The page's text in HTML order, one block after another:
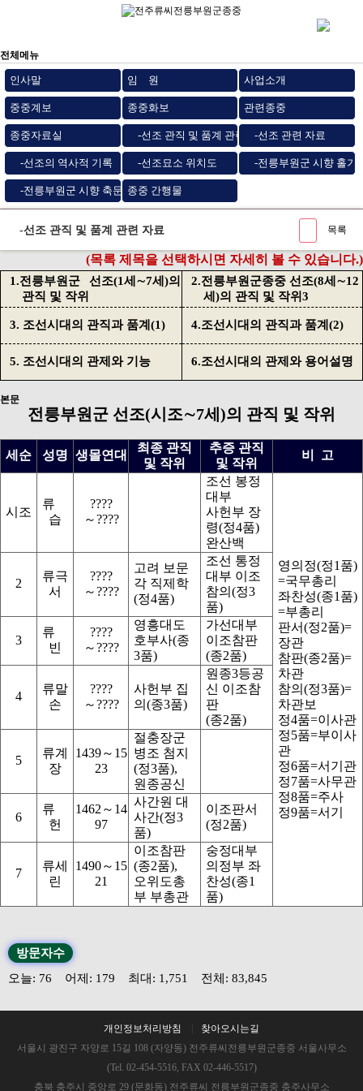
전체메뉴
인사말 임 원 사업소개
중중계보 종중화보 관련종중
종중자료실 -선조 관직 및 품계 관련 자료-선조 관련 자료
-선조의 역사적 기록 -선조묘소 위치도 -전릉부원군 시향 홀기
-전릉부원군 시향 축문 종중 간행물
-선조 관직 및 품계 관련 자료
(목록 제목을 선택하시면 자세히 볼 수 있습니다.)
1.전릉부원군 선조(1세∼7세)의
관직 및 작위
2.전릉부원군종중 선조(8세∼12
세)의 관직 및 작위3
3. 조선시대의 관직과 품계(1) 4.조선시대의 관직과 품계(2)
5. 조선시대의 관제와 기능 6.조선시대의 관제와 용어설명
목록
본문
전릉부원군 선조(시조∼7세)의 관직 및 작위
세순 성명 생몰연대
최종 관직
및 작위
추증 관직
및 작위
비 고
시조
류
습
????
～????
조선 봉정
대부
사헌부 장
령(정4품)
완산백
영의정(정1품)
=국무총리
좌찬성(종1품)
=부총리
판서(정2품)=
장관
참판(종2품)=
차관
참의(정3품)=
차관보
정4품=이사관
정5품=부이사
관
정6품=서기관
정7품=사무관
정8품=주사
정9품=서기
2
류극
서
????
～????
고려 보문
각 직제학
(정4품)
조선 통정
대부 이조
참의(정3
품)
3
류
빈
????
～????
영흥대도
호부사(종
3품)
가선대부
이조참판
(종2품)
4
류말
손
????
～????
사헌부 집
의(종3품)
원종3등공
신 이조참
판
(종2품)
5
류계
장
1439～15
23
절충장군
병조 첨지
(정3품),
원종공신
6
류
헌
1462～14
97
사간원 대
사간(정3
품)
이조판서
(정2품)
7
류세
린
1490～15
21
이조참판
(종2품),
오위도총
부 부총관
숭정대부
의정부 좌
찬성(종1
품)
방문자수
오늘: 76 어제: 179 최대: 1,751 전체: 83,845
개인정보처리방침
찾아오시는길
서울시 광진구 자양로 15길 108 (자양동) 전주류씨전릉부원군종중 서울사무소
(Tel. 02-454-5516, FAX 02-446-5517)
충북 충주시 중앙로 29 (문화동) 전주류씨 전릉부원군종중 충주사무소